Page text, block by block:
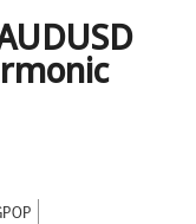
ฟรีซิกแนล รายวัน
พันธบัตร